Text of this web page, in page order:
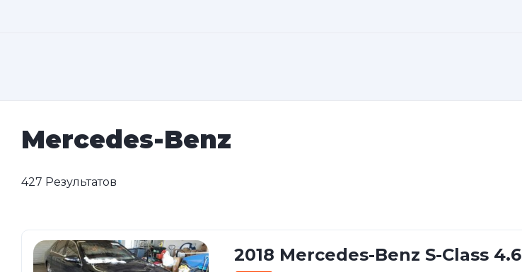
Mercedes-Benz
427 Результатов
2018 Mercedes-Benz S-Class 4.6